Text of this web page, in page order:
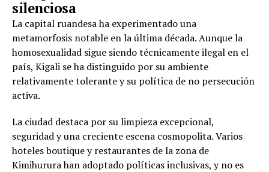
silenciosa
La capital ruandesa ha experimentado una
metamorfosis notable en la última década. Aunque la
homosexualidad sigue siendo técnicamente ilegal en el
país, Kigali se ha distinguido por su ambiente
relativamente tolerante y su política de no persecución
activa.
La ciudad destaca por su limpieza excepcional,
seguridad y una creciente escena cosmopolita. Varios
hoteles boutique y restaurantes de la zona de
Kimihurura han adoptado políticas inclusivas, y no es